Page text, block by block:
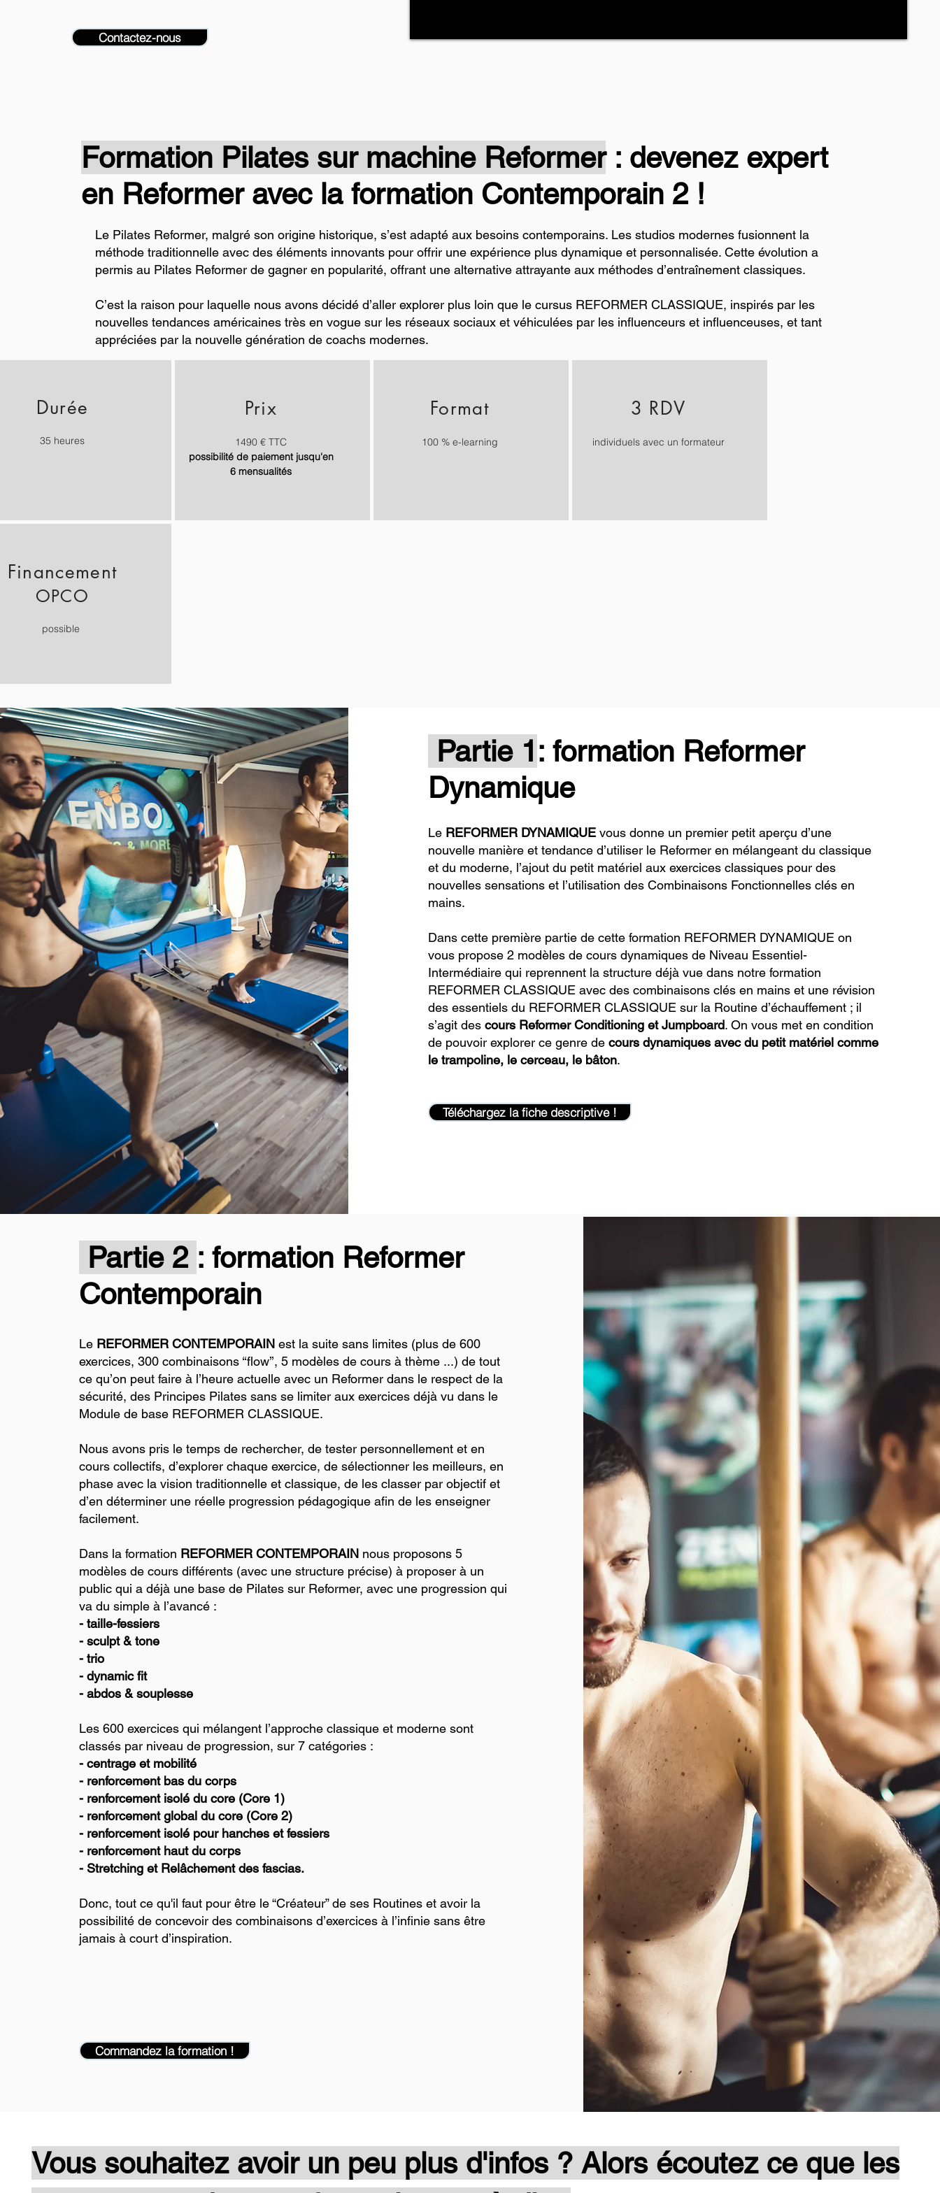
Contactez-nous
Formation Pilates sur machine Reformer: devenez expert
en Reformer avec la formation Contemporain 2 !
Le Pilates Reformer, malgré son origine historique, s’est adapté aux besoins contemporains. Les studios modernes fusionnent la
méthode traditionnelle avec des éléments innovants pour offrir une expérience plus dynamique et personnalisée. Cette évolution a
permis au Pilates Reformer de gagner en popularité, offrant une alternative attrayante aux méthodes d’entraînement classiques.
C’est la raison pour laquelle nous avons décidé d’aller explorer plus loin que le cursus REFORMER CLASSIQUE, inspirés par les
nouvelles tendances américaines très en vogue sur les réseaux sociaux et véhiculées par les influenceurs et influenceuses, et tant
appréciées par la nouvelle génération de coachs modernes.
Durée
35 heures
Prix
1490 € TTC
possibilité de paiement jusqu'en
6 mensualités
Format
100 % e-learning
3 RDV
individuels avec un formateur
Financement
OPCO
possible
Partie 1: formation Reformer
Dynamique
Le REFORMER DYNAMIQUE vous donne un premier petit aperçu d’une
nouvelle manière et tendance d’utiliser le Reformer en mélangeant du classique
et du moderne, l’ajout du petit matériel aux exercices classiques pour des
nouvelles sensations et l’utilisation des Combinaisons Fonctionnelles clés en
mains.
Dans cette première partie de cette formation REFORMER DYNAMIQUE on
vous propose 2 modèles de cours dynamiques de Niveau Essentiel-
Intermédiaire qui reprennent la structure déjà vue dans notre formation
REFORMER CLASSIQUE avec des combinaisons clés en mains et une révision
des essentiels du REFORMER CLASSIQUE sur la Routine d’échauffement ; il
s’agit descours Reformer Conditioning et Jumpboard. On vous met en condition
de pouvoir explorer ce genre decours dynamiques avec du petit matériel comme
le trampoline, le cerceau, le bâton.
Téléchargez la fiche descriptive !
Partie 2 : formation Reformer
Contemporain
Le REFORMER CONTEMPORAIN est la suite sans limites (plus de 600
exercices, 300 combinaisons ‘‘flow’’, 5 modèles de cours à thème ...) de tout
ce qu’on peut faire à l’heure actuelle avec un Reformer dans le respect de la
sécurité, des Principes Pilates sans se limiter aux exercices déjà vu dans le
Module de base REFORMER CLASSIQUE.
Nous avons pris le temps de rechercher, de tester personnellement et en
cours collectifs, d’explorer chaque exercice, de sélectionner les meilleurs, en
phase avec la vision traditionnelle et classique, de les classer par objectif et
d’en déterminer une réelle progression pédagogique afin de les enseigner
facilement.
Dans la formation REFORMER CONTEMPORAIN nous proposons 5
modèles de cours différents (avec une structure précise) à proposer à un
public qui a déjà une base de Pilates sur Reformer, avec une progression qui
va du simple à l’avancé :
- taille-fessiers
- sculpt & tone
- trio
- dynamic fit
- abdos & souplesse
Les 600 exercices qui mélangent l’approche classique et moderne sont
classés par niveau de progression, sur 7 catégories :
- centrage et mobilité
- renforcement bas du corps
- renforcement isolé du core (Core 1)
- renforcement global du core (Core 2)
- renforcement isolé pour hanches et fessiers
- renforcement haut du corps
- Stretching et Relâchement des fascias.
Donc, tout ce qu'il faut pour être le “Créateur” de ses Routines et avoir la
possibilité de concevoir des combinaisons d’exercices à l’infinie sans être
jamais à court d’inspiration.
Commandez la formation !
Vous souhaitez avoir un peu plus d'infos ? Alors écoutez ce que les